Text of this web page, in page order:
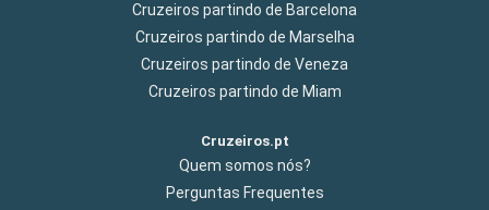
Cruzeiros partindo de Barcelona
Cruzeiros partindo de Marselha
Cruzeiros partindo de Veneza
Cruzeiros partindo de Miam
Cruzeiros.pt
Quem somos nós?
Perguntas Frequentes